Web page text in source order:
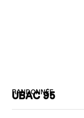
RANDONNÉE
UBAC 95